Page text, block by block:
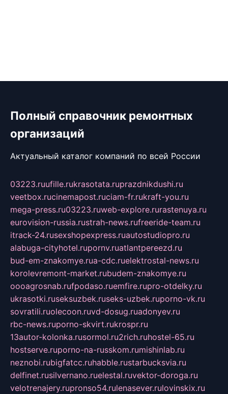
Полный справочник ремонтных
организаций
Актуальный каталог компаний по всей России
03223.ruufille.rukrasotata.ruprazdnikdushi.ru
veetbox.rucinemapost.ruciam-fr.rukraft-you.ru
mega-press.ru03223.ruweb-explore.rurastenuya.ru
eurovision-russia.rustrah-news.rufreeride-team.ru
itrack-24.rusexshopexpress.ruautostudiopro.ru
alabuga-cityhotel.rupornv.ruatlantpereezd.ru
bud-em-znakomye.rua-cdc.ruelektrostal-news.ru
korolevremont-market.rubudem-znakomye.ru
oooagrosnab.rufpodaso.ruemfire.rupro-otdelky.ru
ukrasotki.ruseksuzbek.ruseks-uzbek.ruporno-vk.ru
sovratili.ruolecoon.ruvd-dosug.ruadonyev.ru
rbc-news.ruporno-skvirt.rukrospr.ru
13autor-kolonka.rusormol.ru2rich.ruhostel-65.ru
hostserve.ruporno-na-russkom.rumishinlab.ru
neznobi.rubigfatcc.ruhabble.rustarbucksvia.ru
delfinet.rusilvernano.ruelestal.ruvektor-doroga.ru
velotrenajery.rupronso54.rulenasever.rulovinskix.ru